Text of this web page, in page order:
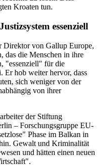
Kroaten tun.
essenziell
Direktor von Gallup Europe,
das die Menschen in ihre
"essenziell" für die
Er hob weiter hervor, dass
sich weniger von der
von ihrer
der Stiftung
– Forschungsgruppe EU-
Phase im Balkan in
Gewalt und Kriminalität
und hätten einen neuen